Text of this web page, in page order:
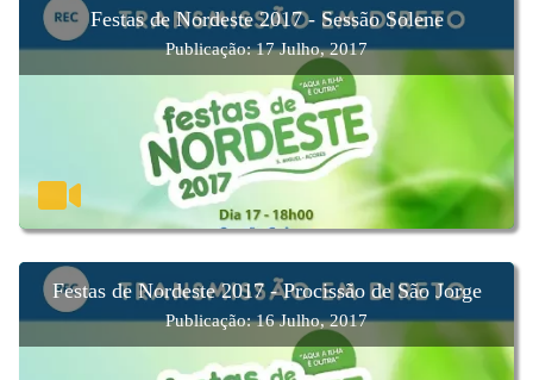
Festas de Nordeste 2017 - Sessão Solene
Publicação: 17 Julho, 2017
Festas de Nordeste 2017 - Procissão de São Jorge
Publicação: 16 Julho, 2017